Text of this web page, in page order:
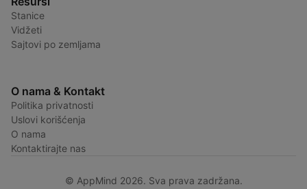
Stanice
Vidžeti
Sajtovi po zemljama
O nama & Kontakt
Politika privatnosti
Uslovi korišćenja
O nama
Kontaktirajte nas
© AppMind 2026. Sva prava zadržana.